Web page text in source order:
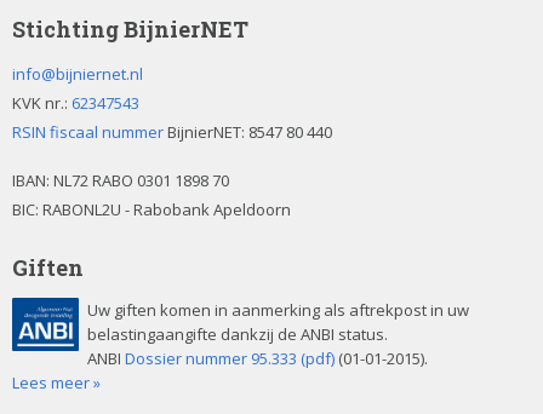
Stichting BijnierNET
info@bijniernet.nl
KVK nr.: 62347543
RSIN fiscaal nummerBijnierNET: 8547 80 440
IBAN: NL72 RABO 0301 1898 70
BIC: RABONL2U - Rabobank Apeldoorn
Giften
Uw giften komen in aanmerking als aftrekpost in uw
belastingaangifte dankzij de ANBI status.
ANBI Dossier nummer 95.333 (pdf) (01-01-2015).
Lees meer »